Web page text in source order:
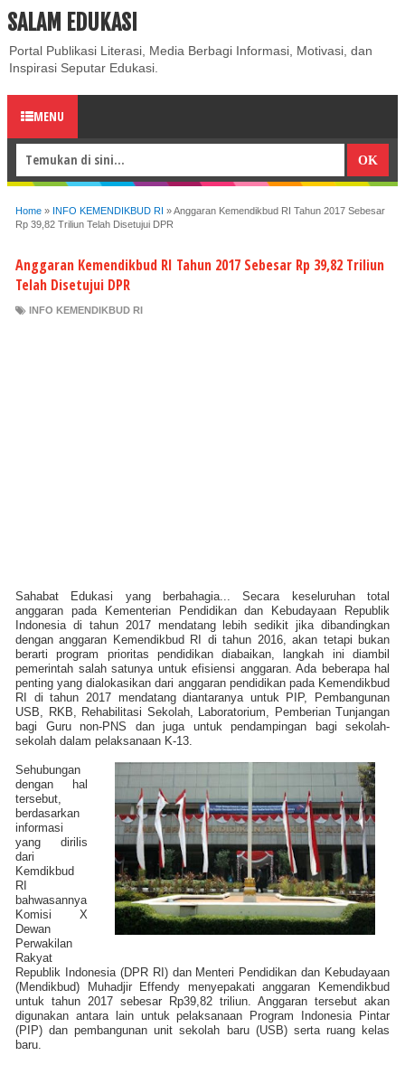
ABOUT CONTACT US
SALAM EDUKASI
Portal Publikasi Literasi, Media Berbagi Informasi, Motivasi, dan
Inspirasi Seputar Edukasi.
MENU
Home » INFO KEMENDIKBUD RI »Anggaran Kemendikbud RI Tahun 2017 Sebesar
Rp 39,82 Triliun Telah Disetujui DPR
Anggaran Kemendikbud RI Tahun 2017 Sebesar Rp 39,82 Triliun
Telah Disetujui DPR
INFO KEMENDIKBUD RI
Sahabat Edukasi yang berbahagia... Secara keseluruhan total
anggaran pada Kementerian Pendidikan dan Kebudayaan Republik
Indonesia di tahun 2017 mendatang lebih sedikit jika dibandingkan
dengan anggaran Kemendikbud RI di tahun 2016, akan tetapi bukan
berarti program prioritas pendidikan diabaikan, langkah ini diambil
pemerintah salah satunya untuk efisiensi anggaran. Ada beberapa hal
penting yang dialokasikan dari anggaran pendidikan pada Kemendikbud
RI di tahun 2017 mendatang diantaranya untuk PIP, Pembangunan
USB, RKB, Rehabilitasi Sekolah, Laboratorium, Pemberian Tunjangan
bagi Guru non-PNS dan juga untuk pendampingan bagi sekolah-
sekolah dalam pelaksanaan K-13.
Sehubungan
dengan hal
tersebut,
berdasarkan
informasi
yang dirilis
dari
Kemdikbud
RI
bahwasannya
Komisi X
Dewan
Perwakilan
Rakyat
Republik Indonesia (DPR RI) dan Menteri Pendidikan dan Kebudayaan
(Mendikbud) Muhadjir Effendy menyepakati anggaran Kemendikbud
untuk tahun 2017 sebesar Rp39,82 triliun. Anggaran tersebut akan
digunakan antara lain untuk pelaksanaan Program Indonesia Pintar
(PIP) dan pembangunan unit sekolah baru (USB) serta ruang kelas
baru.